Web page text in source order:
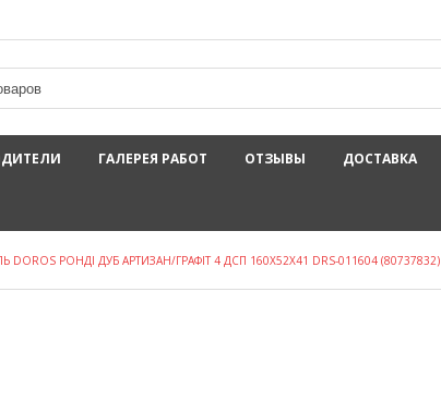
ГАЛЕРЕЯ РАБОТ ОТЗЫВЫ ДОСТАВКА
DOROS РОНДІ ДУБ АРТИЗАН/ГРАФІТ 4 ДСП 160Х52Х41 DRS-011604 (80737832)